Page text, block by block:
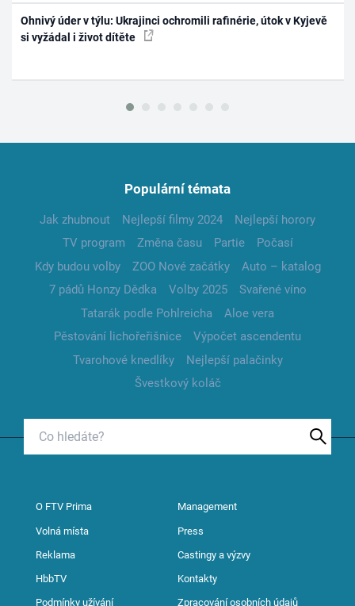
Ohnivý úder v týlu: Ukrajinci ochromili rafinérie, útok v Kyjevě
si vyžádal i život dítěte
Populární témata
Jak zhubnout Nejlepší filmy 2024
Nejlepší horory
TV program
Změna času Partie
Počasí
Kdy budou volby
ZOO Nové začátky
Auto – katalog
7 pádů Honzy Dědka
Volby 2025
Svařené víno
Tatarák podle Pohlreicha
Aloe vera
Pěstování lichořeřišnice
Výpočet ascendentu
Tvarohové knedlíky
Nejlepší palačinky
Švestkový koláč
O FTV Prima Management
Volná místa Press
Reklama Castingy a výzvy
HbbTV Kontakty
Podmínky užívání Zpracování osobních údajů